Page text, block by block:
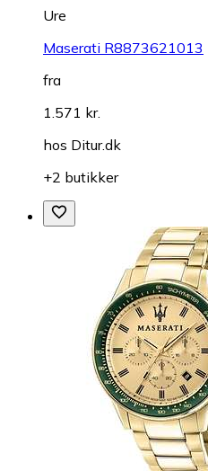
Ure
Maserati R8873621013
fra
1.571 kr.
hos Ditur.dk
+2 butikker